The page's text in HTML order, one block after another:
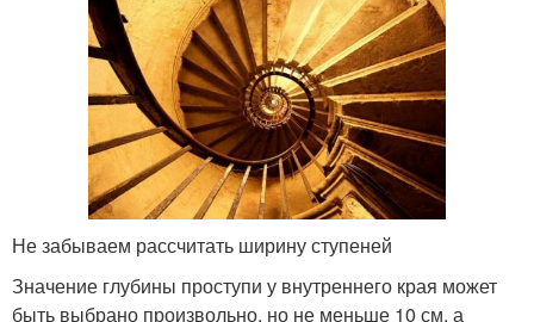
Не забываем рассчитать ширину ступеней
Значение глубины проступи у внутреннего края может
быть выбрано произвольно, но не меньше 10 см, а